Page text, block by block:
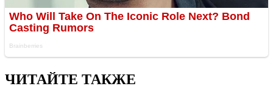
ЧИТАЙТЕ ТАКЖЕ